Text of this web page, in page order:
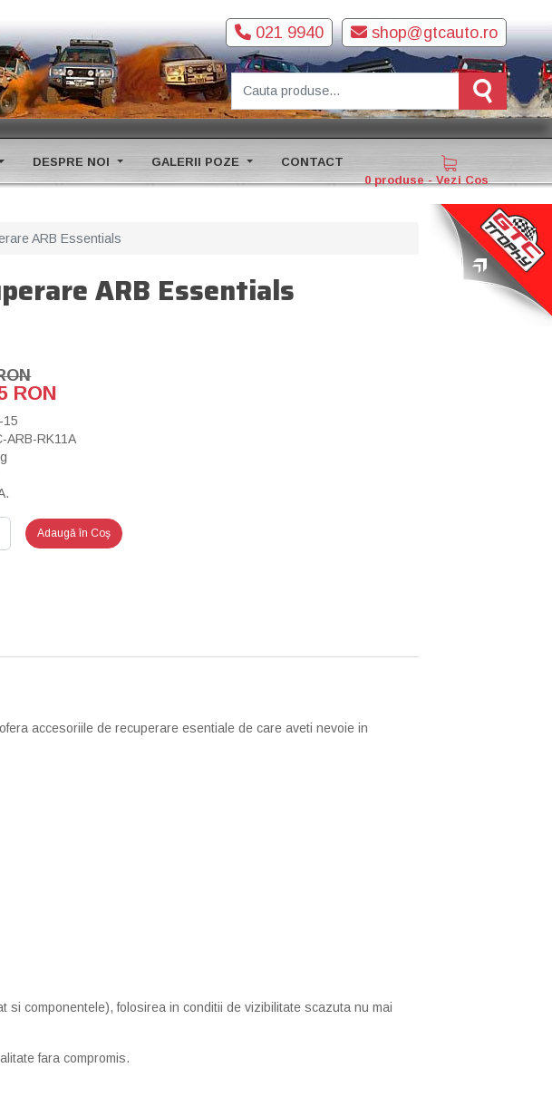
shop@gtcauto.ro
021 9940
DESPRE NOI GALERII POZE
CONTACT
0 produse - Vezi Cos
ARB Essentials
ARB Essentials
RON
15
ARB-RK11A
Adaugă în Coş
accesoriile de recuperare esentiale de care aveti nevoie in
componentele), folosirea in conditii de vizibilitate scazuta nu mai
fara compromis.